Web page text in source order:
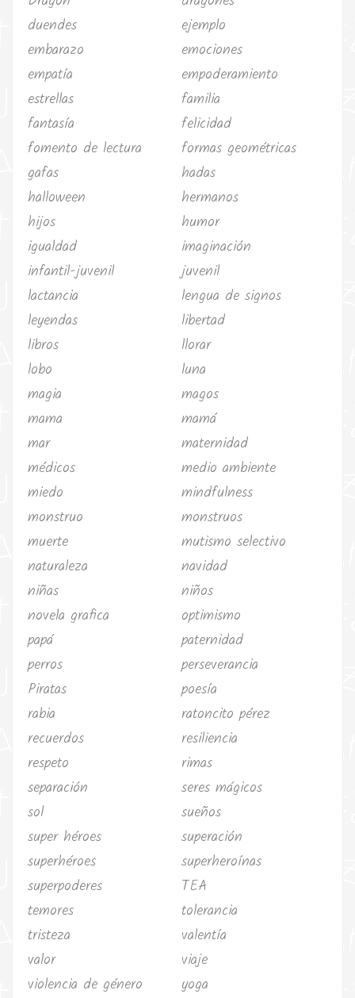
duendes
ejemplo
embarazo
emociones
empatía
empoderamiento
estrellas
familia
fantasía
felicidad
fomento de lectura
formas geométricas
gafas
hadas
halloween
hermanos
hijos
humor
igualdad
imaginación
infantil-juvenil
juvenil
lactancia
lengua de signos
leyendas
libertad
libros
llorar
lobo
luna
magia
magos
mama
mamá
mar
maternidad
médicos
medio ambiente
miedo
mindfulness
monstruo
monstruos
muerte
mutismo selectivo
naturaleza
navidad
niñas
niños
novela grafica
optimismo
papá
paternidad
perros
perseverancia
Piratas
poesía
rabia
ratoncito pérez
recuerdos
resiliencia
respeto
rimas
separación
seres mágicos
sol
sueños
super héroes
superación
superhéroes
superheroínas
superpoderes
TEA
temores
tolerancia
tristeza
valentía
valor
viaje
violencia de género
yoga